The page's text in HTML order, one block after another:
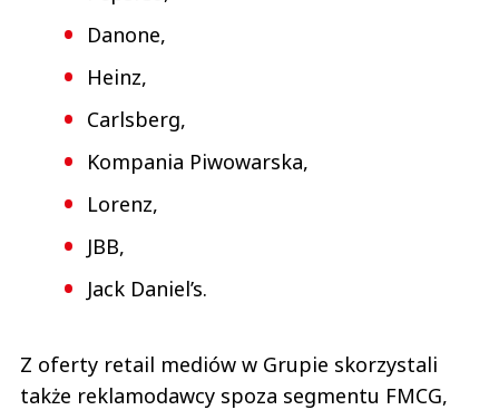
Danone,
Heinz,
Carlsberg,
Kompania Piwowarska,
Lorenz,
JBB,
Jack Daniel’s.
Z oferty retail mediów w Grupie skorzystali
także reklamodawcy spoza segmentu FMCG,